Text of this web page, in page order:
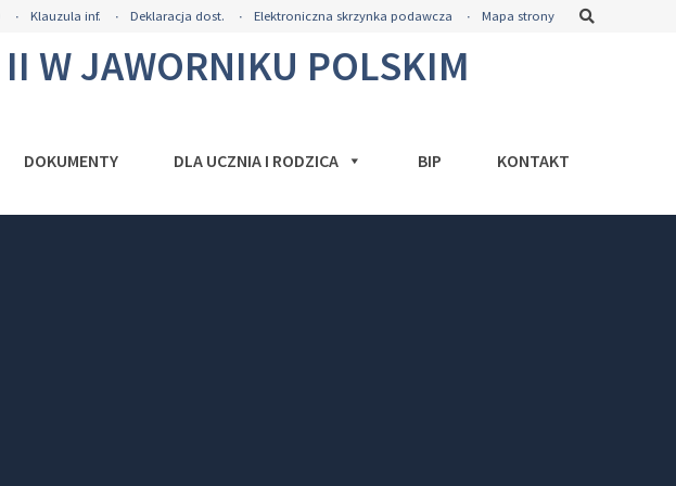
Klauzula inf. Deklaracja dost. Elektroniczna skrzynka podawcza Mapa strony
W JAWORNIKU POLSKIM
DOKUMENTY DLA UCZNIA I RODZICA BIP KONTAKT